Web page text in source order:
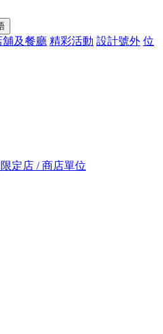
舖及餐廳 精彩活動 設計號外 位
定店 / 商店單位